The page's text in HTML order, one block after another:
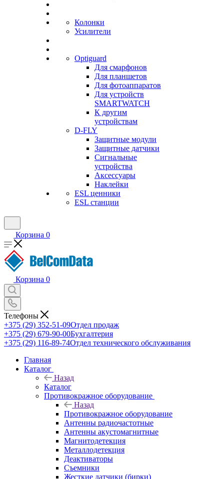
Колонки
Усилители
Optiguard
Для смарфонов
Для планшетов
Для фотоаппаратов
Для устройств
SMARTWATCH
К другим
устройствам
D-FLY
Защитные модули
Защитные датчики
Сигнальные
устройства
Аксессуары
Наклейки
ESL ценники
ESL станции
Корзина 0
Корзина 0
Телефоны
+375 (29) 352-51-09Отдел продаж
+375 (29) 679-90-00Бухгалтерия
+375 (29) 116-89-74Отдел технического обслуживания
Главная
Каталог
Назад
Каталог
Противокражное оборудование
Назад
Противокражное оборудование
Антенны радиочастотные
Антенны акустомагнитные
Магнитодетекция
Металлодетекция
Деактиваторы
Съемники
Жесткие датчики (бирки)